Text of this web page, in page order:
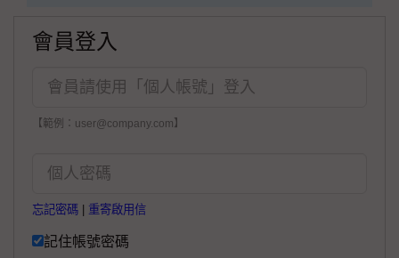
會員登入
【範例：user@company.com】
忘記密碼 重寄啟用信
記住帳號密碼